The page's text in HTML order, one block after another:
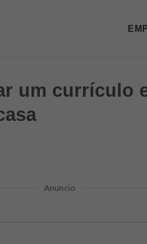
um currículo
Anuncio